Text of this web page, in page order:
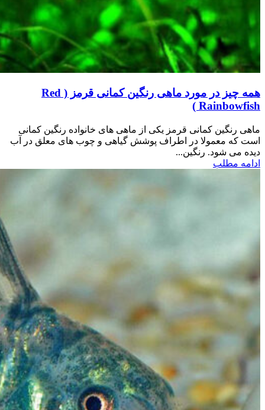
همه چیز در مورد ماهی رنگین کمانی قرمز ( Red
Rainbowfish )
ماهی رنگین کمانی قرمز یکی از ماهی های خانواده رنگین کمانی
است که معمولا در اطراف پوشش گیاهی و چوب های معلق در آب
دیده می شود. رنگین...
ادامه مطلب